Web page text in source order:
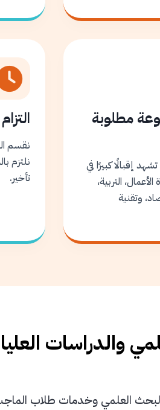
مطلوبة
إقبالًا كبيرًا في
التربية،
وتقنية
نقسم
نلتزم
تأخير.
والدراسات العليا
العلمي وخدمات طلاب